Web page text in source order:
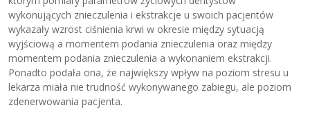
wykonujących znieczulenia i ekstrakcje u swoich pacjentów
wykazały wzrost ciśnienia krwi w okresie między sytuacją
wyjściową a momentem podania znieczulenia oraz między
momentem podania znieczulenia a wykonaniem ekstrakcji.
Ponadto podała ona, że największy wpływ na poziom stresu u
lekarza miała nie trudność wykonywanego zabiegu, ale poziom
zdenerwowania pacjenta.